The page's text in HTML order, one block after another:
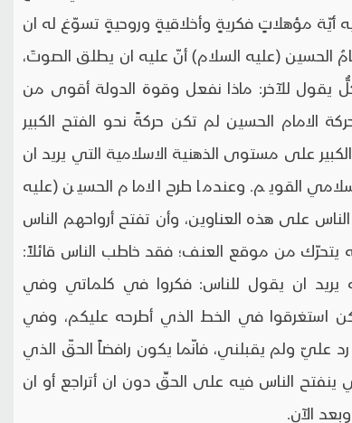
أيّة مؤهلاتٍ فكريةٍ وأخلاقيةٍ وروحيةٍ تسوّغ له ان
الحسين (عليه السلام) أنّ عليه ان يطلق الصوتَ،
يقول للآخر: ماذا نفعل وقوة الدولة أقوى من
الامام الحسين لم تكن حركةً نحو الفتح الكبير
على مستوى الذهنية الاسلامية التي يريد ان
القويم. وعندما طرح الامام الحسين (عليه
على هذه العناوين، وأن تفتح أرواحهم الناس
من موقع العنف؛ فقد خاطب الناس قائلاً:
يريد ان يقول للناس: فكروا في كلماتي وفي
استغرقوا في الخط الذي أطرحه عليكم، وفي
عليّ ولم يقبلني، فانّما يكون رافضاً الحقّ الذي
الناس فيه على الحقِّ دون ان أتراجع أو ان
الآن.